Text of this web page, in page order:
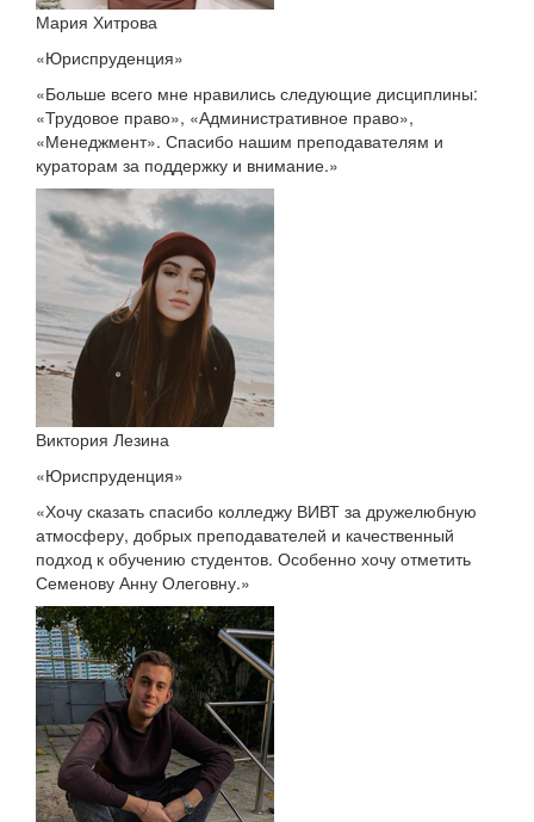
Мария Хитрова
«Юриспруденция»
«Больше всего мне нравились следующие дисциплины:
«Трудовое право», «Административное право»,
«Менеджмент». Спасибо нашим преподавателям и
кураторам за поддержку и внимание.»
Виктория Лезина
«Юриспруденция»
«Хочу сказать спасибо колледжу ВИВТ за дружелюбную
атмосферу, добрых преподавателей и качественный
подход к обучению студентов. Особенно хочу отметить
Семенову Анну Олеговну.»